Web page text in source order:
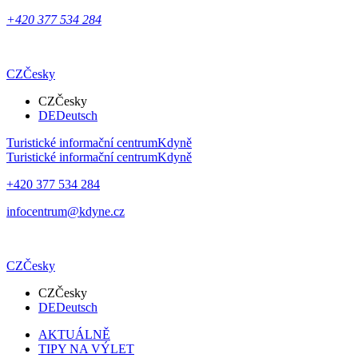
+420 377 534 284
CZČesky
CZČesky
DEDeutsch
Turistické informační centrumKdyně
Turistické informační centrumKdyně
+420 377 534 284
infocentrum@kdyne.cz
CZČesky
CZČesky
DEDeutsch
AKTUÁLNĚ
TIPY NA VÝLET